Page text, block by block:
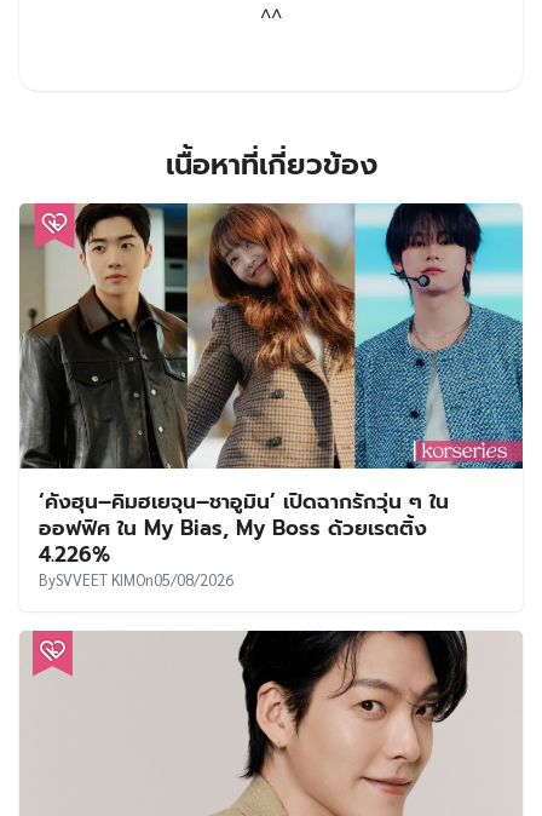
^^
เนื้อหาที่เกี่ยวข้อง
‘คังฮุน–คิมฮเยจุน–ชาอูมิน’ เปิดฉากรักวุ่น ๆ ใน
ออฟฟิศ ใน My Bias, My Boss ด้วยเรตติ้ง
4.226%
BySVVEET KIMOn05/08/2026